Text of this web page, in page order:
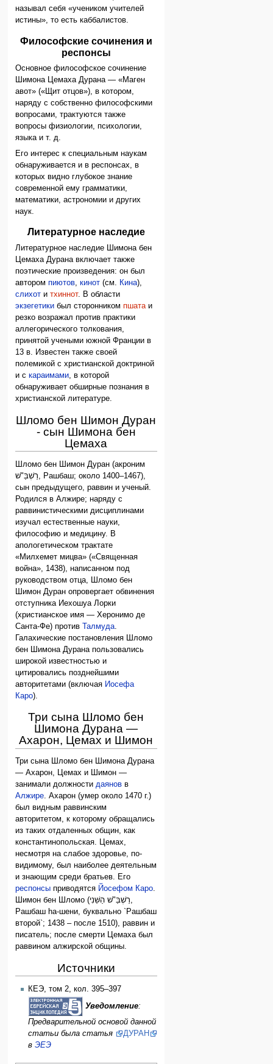
называл себя «учеником учителей
истины», то есть каббалистов.
Философские сочинения и
респонсы
Основное философское сочинение
Шимона Цемаха Дурана — «Маген
авот» («Щит отцов»), в котором,
наряду с собственно философскими
вопросами, трактуются также
вопросы физиологии, психологии,
языка и т. д.
Его интерес к специальным наукам
обнаруживается и в респонсах, в
которых видно глубокое знание
современной ему грамматики,
математики, астрономии и других
наук.
Литературное наследие
Литературное наследие Шимона бен
Цемаха Дурана включает также
поэтические произведения: он был
авторомпиютов,кинот (см. Кина),
слихот итхиннот. В области
экзегетики был сторонникомпшатаи
резко возражал против практики
аллегорического толкования,
принятой учеными южной Франции в
13 в. Известен также своей
полемикой с христианской доктриной
и скараимами, в которой
обнаруживает обширные познания в
христианской литературе.
Шломо бен Шимон Дуран
- сын Шимона бен
Цемаха
Шломо бен Шимон Дуран (акроним
רַשְׁבַּ"שׁ, Рашбаш; около 1400–1467),
сын предыдущего, раввин и ученый.
Родился в Алжире; наряду с
раввинистическими дисциплинами
изучал естественные науки,
философию и медицину. В
апологетическом трактате
«Милхемет мицва» («Священная
война», 1438), написанном под
руководством отца, Шломо бен
Шимон Дуран опровергает обвинения
отступника Иехошуа Лорки
(христианское имя — Херонимо де
Санта-Фе) противТалмуда
Галахические постановления Шломо
бен Шимона Дурана пользовались
широкой известностью и
цитировались позднейшими
авторитетами (включая Иосефа
Каро).
Три сына Шломо бен
Шимона Дурана —
Ахарон, Цемах и Шимон
Три сына Шломо бен Шимона Дурана
— Ахарон, Цемах и Шимон —
занимали должностидаянов в
Алжире. Ахарон (умер около 1470 г.)
был видным раввинским
авторитетом, к которому обращались
из таких отдаленных общин, как
константинопольская. Цемах,
несмотря на слабое здоровье, по-
видимому, был наиболее деятельным
и знающим среди братьев. Его
респонсы приводятся Йосефом Каро.
Шимон бен Шломо (רַשְׁבַּ"שׁ הַשֵּׁנִי,
Рашбаш hа-шени, буквально `Рашбаш
второй`; 1438 – после 1510), раввин и
писатель; после смерти Цемаха был
раввином алжирской общины.
Источники
КЕЭ, том 2, кол. 395–397
Уведомление:
Предварительной основой данной
статьи была статья
ДУРАН
в ЭЕЭ